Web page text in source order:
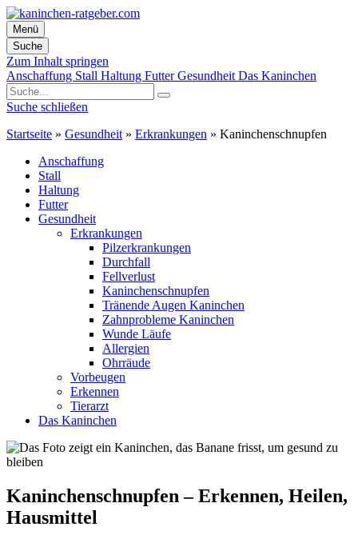
Menü
Suche
Zum Inhalt springen
Anschaffung Stall Haltung FutterGesundheit Das Kaninchen
Suche schließen
Startseite » Gesundheit » Erkrankungen » Kaninchenschnupfen
Anschaffung
Stall
Haltung
Futter
Gesundheit
Erkrankungen
Pilzerkrankungen
Durchfall
Fellverlust
Kaninchenschnupfen
Tränende Augen Kaninchen
Zahnprobleme Kaninchen
Wunde Läufe
Allergien
Ohrräude
Vorbeugen
Erkennen
Tierarzt
Das Kaninchen
Kaninchenschnupfen – Erkennen, Heilen,
Hausmittel